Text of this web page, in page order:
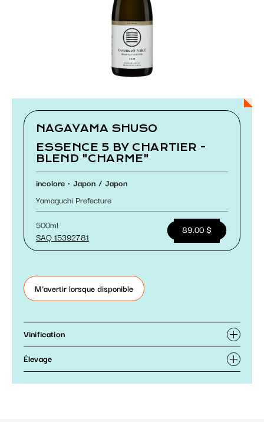
Paramétrer les cookies
NAGAYAMA SHUSO
ESSENCE 5 BY CHARTIER -
BLEND "CHARME"
incolore Japon
Japon
Yamaguchi Prefecture
500ml
SAQ 15392781
89.00 $
M'avertir lorsque disponible
Vinification
Élevage